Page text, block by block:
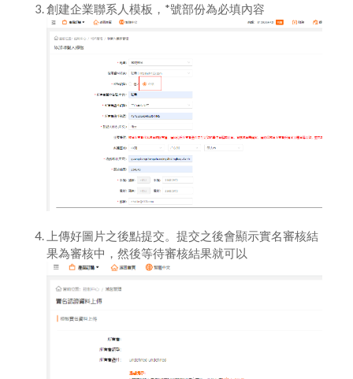
創建企業聯系人模板，*號部份為必填內容
上傳好圖片之後點提交。提交之後會顯示實名審核結
果為審核中，然後等待審核結果就可以